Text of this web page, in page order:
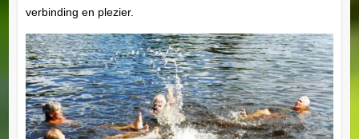
verbinding en plezier.